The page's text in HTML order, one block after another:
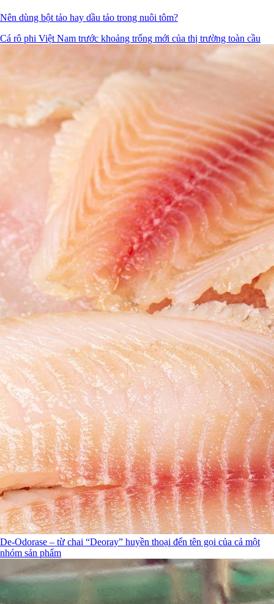
Nên dùng bột tảo hay dầu tảo trong nuôi tôm?
Cá rô phi Việt Nam trước khoảng trống mới của thị trường toàn cầu
De-Odorase – từ chai “Deoray” huyền thoại đến tên gọi của cả một
nhóm sản phẩm